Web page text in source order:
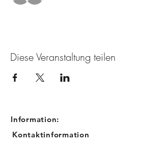
Diese Veranstaltung teilen
Information:
Kontaktinformation